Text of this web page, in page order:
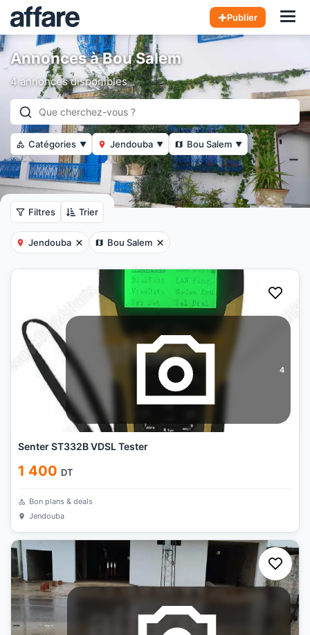
Publier
Annonces à Bou Salem
4 annonces disponibles
Catégories ▼ Jendouba ▼ Bou Salem ▼
Filtres Trier
Jendouba Bou Salem
4
Senter ST332B VDSL Tester
1 400 DT
Bon plans & deals
Jendouba